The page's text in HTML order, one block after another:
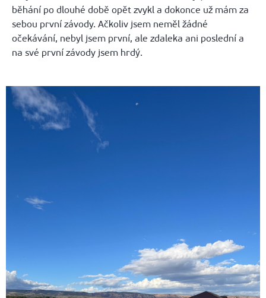
běhání po dlouhé době opět zvykl a dokonce už mám za
sebou první závody. Ačkoliv jsem neměl žádné
očekávání, nebyl jsem první, ale zdaleka ani poslední a
na své první závody jsem hrdý.